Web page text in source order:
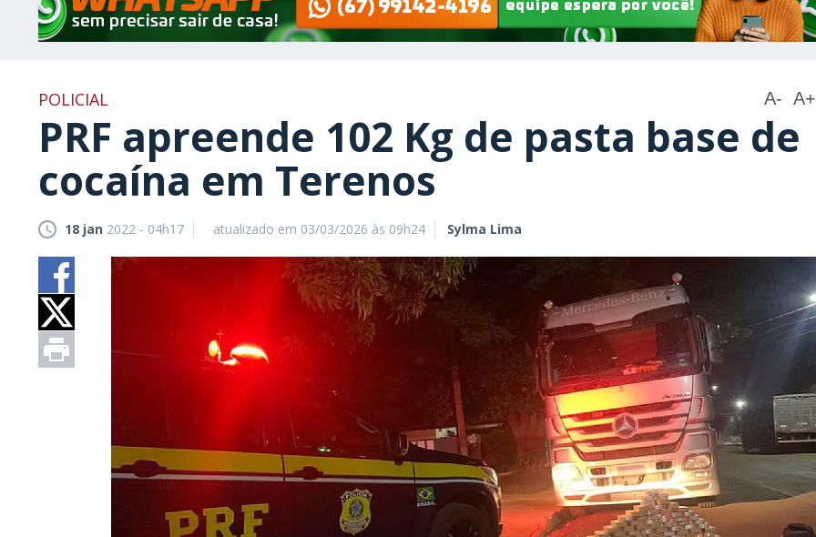
POLICIAL A- A+
PRF apreende 102 Kg de pasta base de
cocaína em Terenos
18 jan 2022 - 04h17 atualizado em 03/03/2026 às 09h24 Sylma Lima